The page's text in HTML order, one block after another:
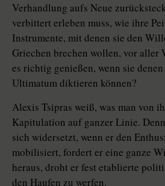
Verhandlung aufs Neue
verbittert erleben muss, wie ihre
Instrumente, mit denen sie den
Griechen brechen wollen, vor aller
es richtig genießen, wenn sie
Ultimatum diktieren können?
Alexis Tsipras weiß, was man von
Kapitulation auf ganzer Linie.
sich widersetzt, wenn er den
mobilisiert, fordert er eine ganze
heraus, droht er fest etablierte
den Haufen zu werfen.